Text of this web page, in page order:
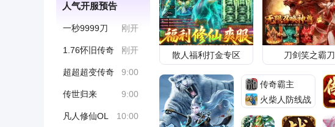
锅同事，成《中餐厅》10季首位被开除常
驻，掉粉12万
娱乐的标签 11小时前
人气开服预告
一秒9999刀 刚开
1.76怀旧传奇 刚开
超超超变传奇 9:00
传世归来 9:00
凡人修仙OL 10:00
散人福利打金专区 刀剑笑之霸刀
传奇霸主
火柴人防线战